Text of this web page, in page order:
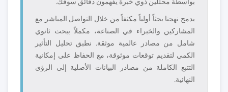
يدمج نهجنا بحثاً أولياً مكثفاً من خلال التواصل المباشر مع
المشاركين والخبراء في الصناعة، مكملاً ببحث ثانوي
شامل من مصادر عالمية موثقة. نطبق تحليل التأثير
الكمي لتقديم توقعات موثوقة، مع الحفاظ على إمكانية
التتبع الكاملة من مصادر البيانات الأصلية إلى الرؤى
النهائية.